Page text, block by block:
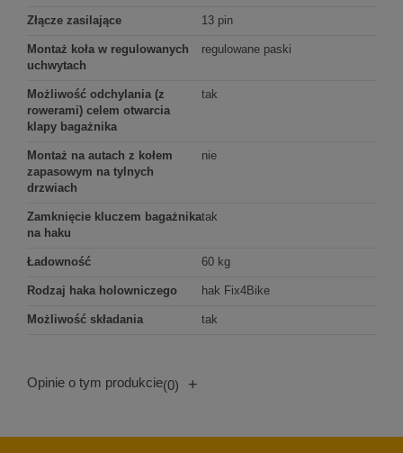
Złącze zasilające 13 pin
Montaż koła w regulowanych
uchwytach
regulowane paski
Możliwość odchylania (z
rowerami) celem otwarcia
klapy bagażnika
tak
Montaż na autach z kołem
zapasowym na tylnych
drzwiach
nie
Zamknięcie kluczem bagażnika
na haku
tak
Ładowność 60 kg
Rodzaj haka holowniczego hak Fix4Bike
Możliwość składania tak
Opinie o tym produkcie(0) +